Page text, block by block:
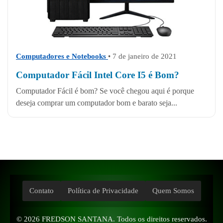
Computadores e Notebooks • 7 de janeiro de 2021
Computador Fácil Intel Core I5 é Bom?
Computador Fácil é bom? Se você chegou aqui é porque
deseja comprar um computador bom e barato seja...
Contato Política de Privacidade Quem Somos
© 2026 FREDSON SANTANA. Todos os direitos reservados.